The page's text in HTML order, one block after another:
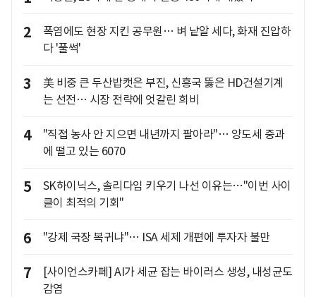
2
폭염에도 현장 지킨 공무원… 벼 낱알 세다, 화재 진압하
다 '풀썩'
3
美 비중 큰 두산밥캣은 부진, 신흥국 뚫은 HD건설기계
는 선전… 시장 전략에 엇갈린 희비
4
"직접 농사 안 지으면 내년까지 팔아라"… 양도세 중과
에 떨고 있는 6070
5
SK하이닉스, 솔리다임 키우기 나선 이유는…"이번 사이
클이 최적의 기회"
6 "강제 국장 복귀냐"… ISA 세제 개편에 투자자 불만
7
[사이언스카페] AI가 세균 잡는 바이러스 생성, 내성균도
감염